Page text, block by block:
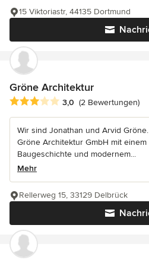
15 Viktoriastr, 44135 Dortmund
Gröne Architektur
Durchschnittliche Bewertung: 3
3,0 (2 Bewertungen)
Wir sind Jonathan und Arvid
Gröne Architektur GmbH mit
Baugeschichte und modernem...
Mehr
Rellerweg 15, 33129 Delbrück